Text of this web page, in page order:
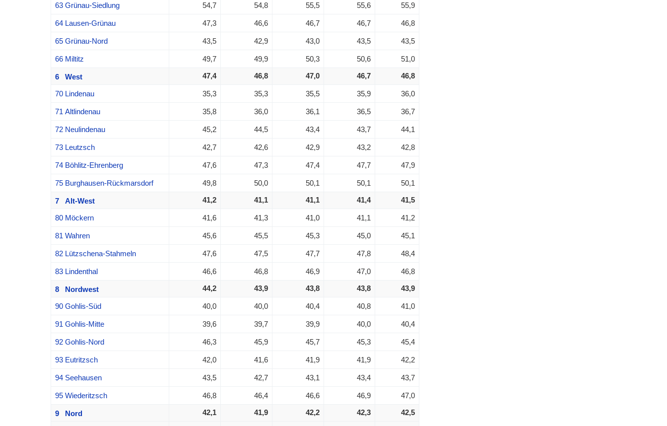
63 Grünau-Siedlung 54,7 54,8 55,5 55,6 55,9
64 Lausen-Grünau 47,3 46,6 46,7 46,7 46,8
65 Grünau-Nord 43,5 42,9 43,0 43,5 43,5
66 Miltitz 49,7 49,9 50,3 50,6 51,0
6 West 47,4 46,8 47,0 46,7 46,8
70 Lindenau 35,3 35,3 35,5 35,9 36,0
71 Altlindenau 35,8 36,0 36,1 36,5 36,7
72 Neulindenau 45,2 44,5 43,4 43,7 44,1
73 Leutzsch 42,7 42,6 42,9 43,2 42,8
74 Böhlitz-Ehrenberg 47,6 47,3 47,4 47,7 47,9
75 Burghausen-Rückmarsdorf 49,8 50,0 50,1 50,1 50,1
7 Alt-West 41,2 41,1 41,1 41,4 41,5
80 Möckern 41,6 41,3 41,0 41,1 41,2
81 Wahren 45,6 45,5 45,3 45,0 45,1
82 Lützschena-Stahmeln 47,6 47,5 47,7 47,8 48,4
83 Lindenthal 46,6 46,8 46,9 47,0 46,8
8 Nordwest 44,2 43,9 43,8 43,8 43,9
90 Gohlis-Süd 40,0 40,0 40,4 40,8 41,0
91 Gohlis-Mitte 39,6 39,7 39,9 40,0 40,4
92 Gohlis-Nord 46,3 45,9 45,7 45,3 45,4
93 Eutritzsch 42,0 41,6 41,9 41,9 42,2
94 Seehausen 43,5 42,7 43,1 43,4 43,7
95 Wiederitzsch 46,8 46,4 46,6 46,9 47,0
9 Nord 42,1 41,9 42,2 42,3 42,5